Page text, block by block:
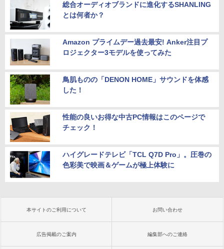
総合オーディオブランドに進化するSHANLING
とは何者か？
Amazon プライムデー過去最安! Anker注目プ
ロジェクター3モデルを使ってみた
鳥肌ものの「DENON HOME」サウンドを体感
した！
性能の良いお得な中古PC情報はこのページで
チェック！
ハイグレードテレビ「TCL Q7D Pro」。圧巻の
色彩美で映画＆ゲームが極上体験に
本サイトのご利用について お問い合わせ
広告掲載のご案内 編集部へのご連絡